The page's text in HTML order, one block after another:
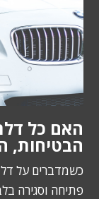
האם כל
הבטיחות,
כשמדברים על
פתיחה וסגירה